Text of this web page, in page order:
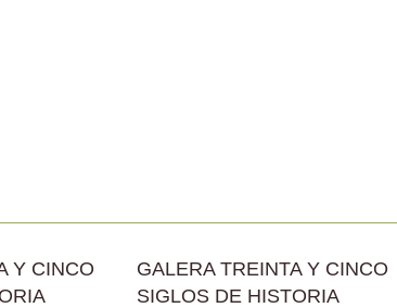
Y CINCO
GALERA TREINTA Y CINCO
SIGLOS DE HISTORIA